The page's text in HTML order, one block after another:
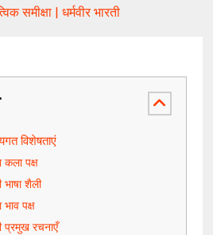
समीक्षा | धर्मवीर भारती
विशेषताएं
कला पक्ष
भाषा शैली
भाव पक्ष
प्रमुख रचनाएँ